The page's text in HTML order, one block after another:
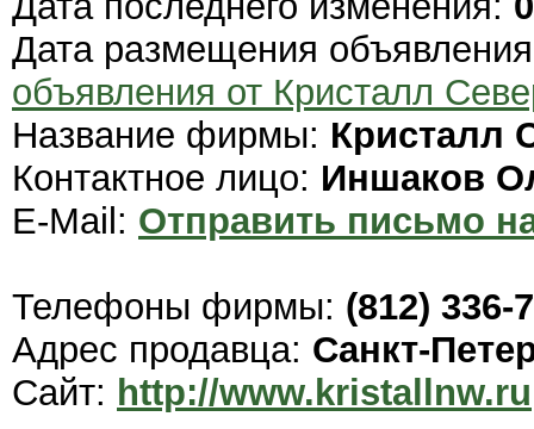
Дата размещения
объявления от Кристалл
Название фирмы: Кристалл
Контактное лицо: Иншаков
E-Mail: Отправить письмо
Телефоны фирмы: (812) 336-
Адрес продавца: Санкт-
Сайт: http://www.kristallnw.ru